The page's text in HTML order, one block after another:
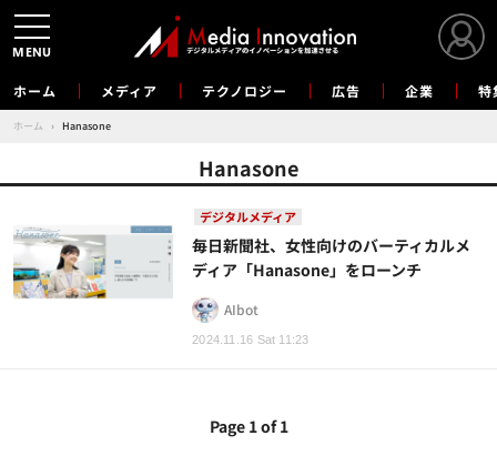
ホーム メディア テクノロジー 広告 企業 特
ホーム › Hanasone
Hanasone
デジタルメディア
2024.11.16 Sat 11:23
毎日新聞社、女性向けのバーティカルメ
ディア「Hanasone」をローンチ
AIbot
Page 1 of 1
MENU